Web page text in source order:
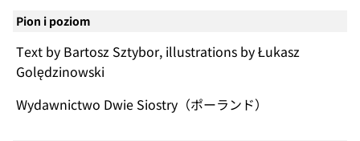
Pion i poziom
Text by Bartosz Sztybor, illustrations by Łukasz
Golędzinowski
Wydawnictwo Dwie Siostry（ポーランド）